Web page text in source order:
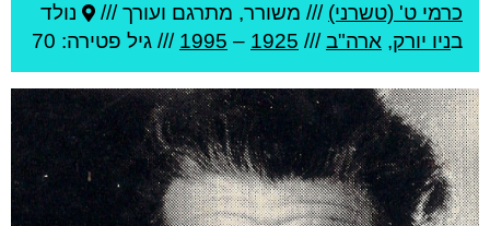
כרמי ט' (טשרני) /// משורר, מתרגם ועורך ///
נולד
בניו יורק, ארה"ב///
1925
–
1995 /// גיל פטירה: 70